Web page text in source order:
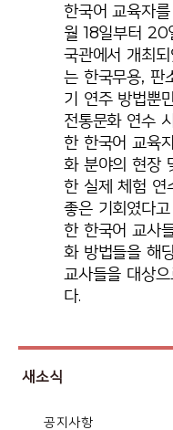
한국어 교육자
월18일부터 20
국관에서 개최
는 한국무용, 판
기 연주 방법뿐
전통문화 연수
한 한국어 교육
화 분야의 현장
한 실제 체험 연
좋은 기회였다
한 한국어 교사
화 방법들을 해
교사들을 대상
다.
새소식
공지사항